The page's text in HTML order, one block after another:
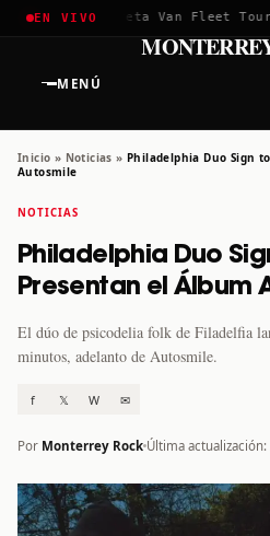
EN VIVO
2026 ✱Greta Van Fleet Tour✱
MENÚ
Inicio » Noticias » Philadelphia Duo Sign
Autosmile
NOTICIAS
Philadelphia Duo
Presentan el Álbum
El dúo de psicodelia folk de Filadelfia
minutos, adelanto de Autosmile.
f 𝕏 W ✉
Por Monterrey Rock Última